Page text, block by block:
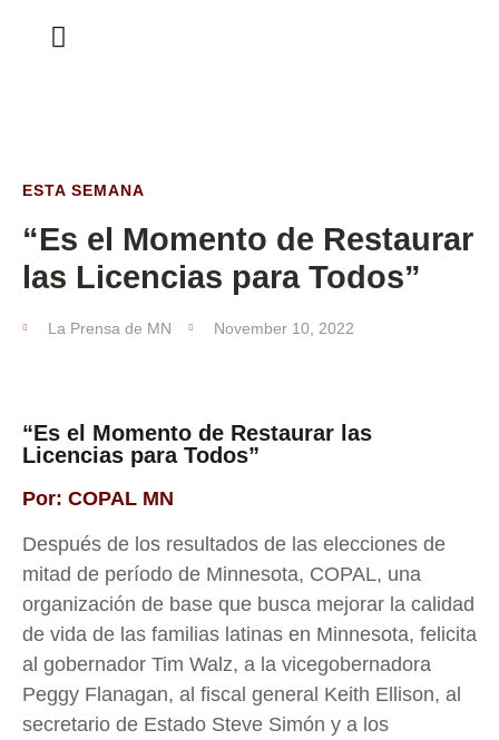
ESTA SEMANA
“Es el Momento de Restaurar
las Licencias para Todos”
La Prensa de MN November 10, 2022
“Es el Momento de Restaurar las
Licencias para Todos”
Por: COPAL MN
Después de los resultados de las elecciones de
mitad de período de Minnesota, COPAL, una
organización de base que busca mejorar la calidad
de vida de las familias latinas en Minnesota, felicita
al gobernador Tim Walz, a la vicegobernadora
Peggy Flanagan, al fiscal general Keith Ellison, al
secretario de Estado Steve Simón y a los